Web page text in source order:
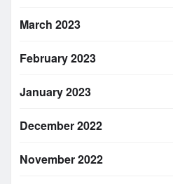
March 2023
February 2023
January 2023
December 2022
November 2022